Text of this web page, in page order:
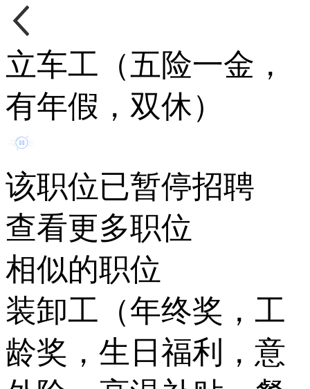
立车工（五险一金，
有年假，双休）
该职位已暂停招聘
查看更多职位
相似的职位
装卸工（年终奖，工
龄奖，生日福利，意